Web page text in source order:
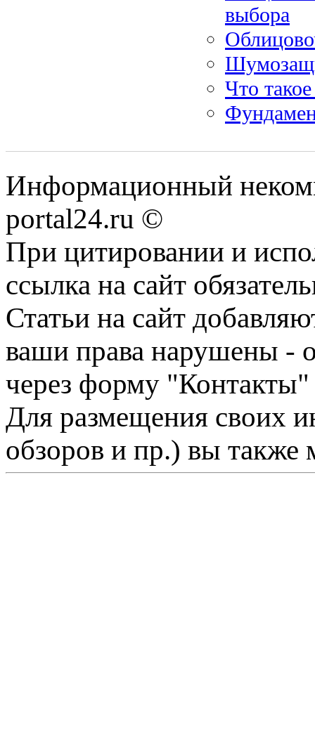
выбора
Что
Информационный
portal24.ru ©
При цитировании и
ссылка на сайт
Статьи на сайт
ваши права нарушены -
через форму "Контакты"
Для размещения своих
обзоров и пр.) вы также